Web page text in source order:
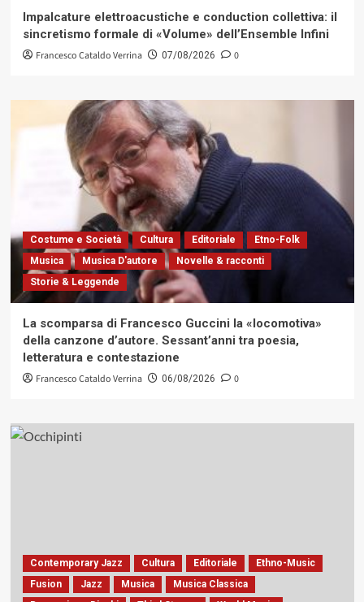
Impalcature elettroacustiche e conduction collettiva: il
sincretismo formale di «Volume» dell’Ensemble Infini
Francesco Cataldo Verrina 07/08/2026 0
Costume e Società Cultura Editoriale
Etno-Folk
Musica
Musica D'autore
Novelle & racconti
Storie & Leggende
La scomparsa di Francesco Guccini la «locomotiva»
della canzone d’autore. Sessant’anni tra poesia,
letteratura e contestazione
Francesco Cataldo Verrina 06/08/2026 0
Contemporary Jazz Cultura Editoriale
Ethno-Music
Fusion
Jazz Musica
Musica Classica